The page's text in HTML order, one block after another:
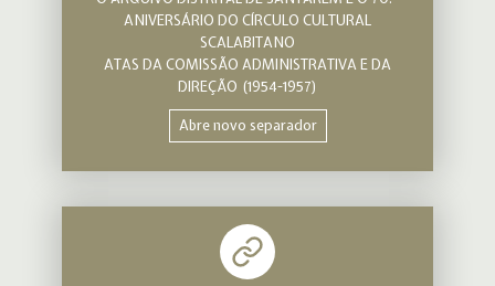
ANIVERSÁRIO DO CÍRCULO CULTURAL
SCALABITANO
ATAS DA COMISSÃO ADMINISTRATIVA E DA
DIREÇÃO (1954-1957)
Abre novo separador